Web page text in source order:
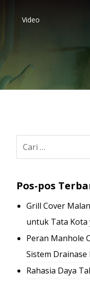
Video
Pos-pos
Grill Cover
untuk Tata Kota
Peran Manhole
Sistem
Rahasia Daya